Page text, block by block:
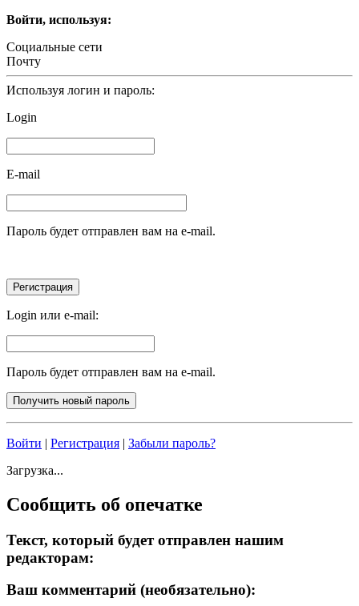
Войти, используя:
Социальные сети
Почту
Используя логин и пароль:
Login
E-mail
Пароль будет отправлен вам на e-mail.
Login или e-mail:
Пароль будет отправлен вам на e-mail.
Войти | Регистрация | Забыли пароль?
Загрузка...
Сообщить об опечатке
Текст, который будет отправлен нашим
редакторам:
Ваш комментарий (необязательно):